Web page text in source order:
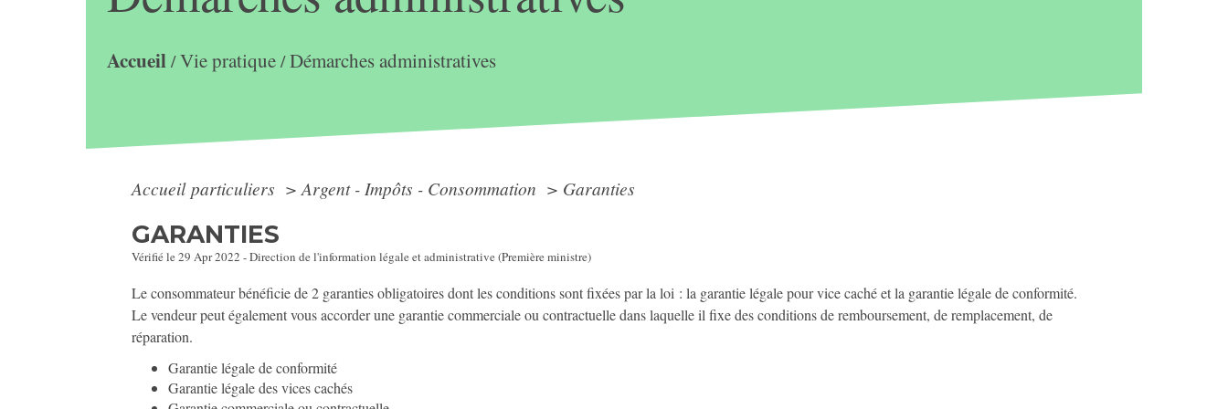
Accueil/Vie pratique/Démarches administratives
Accueil particuliers > Argent - Impôts - Consommation > Garanties
GARANTIES
Vérifié le 29 Apr 2022 - Direction de l'information légale et administrative (Première ministre)
Le consommateur bénéficie de 2 garanties obligatoires dont les conditions sont fixées par la loi : la garantie légale pour vice caché et la garantie légale de conformité.
Le vendeur peut également vous accorder une garantie commerciale ou contractuelle dans laquelle il fixe des conditions de remboursement, de remplacement, de
réparation.
Garantie légale de conformité
Garantie légale des vices cachés